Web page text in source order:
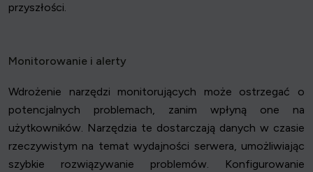
przyszłości.
Monitorowanie i alerty
Wdrożenie narzędzi monitorujących może ostrzegać o
potencjalnych problemach, zanim wpłyną one na
użytkowników. Narzędzia te dostarczają danych w czasie
rzeczywistym na temat wydajności serwera, umożliwiając
szybkie rozwiązywanie problemów. Konfigurowanie